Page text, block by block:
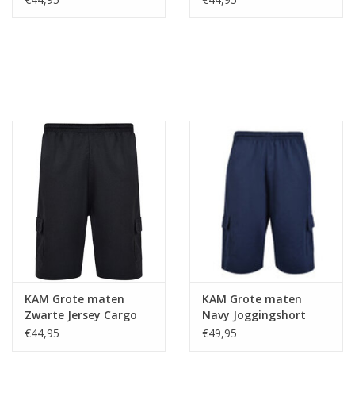
KAM Grote maten
Zwarte Jersey Cargo
Short
€44,95
KAM Grote maten
Navy Joggingshort
10XL-12XL
€49,95